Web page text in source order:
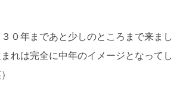
０年まであと少しのところまで来まし
れは完全に中年のイメージとなってし